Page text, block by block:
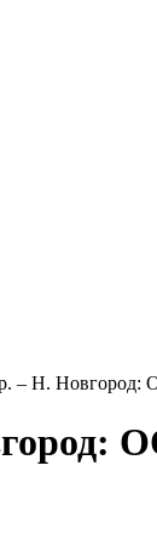
– Н. Новгород: